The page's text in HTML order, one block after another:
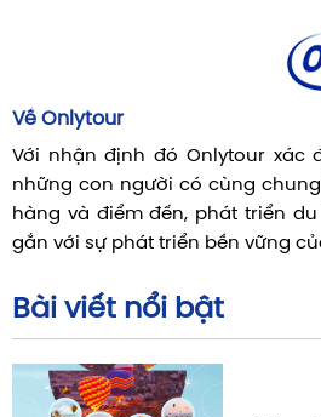
Về Onlytour
Với nhận định đó Onlytour
những con người có cùng
hàng và điểm đến, phát triển
gắn với sự phát triển bền vững
Bài viết nổi bật